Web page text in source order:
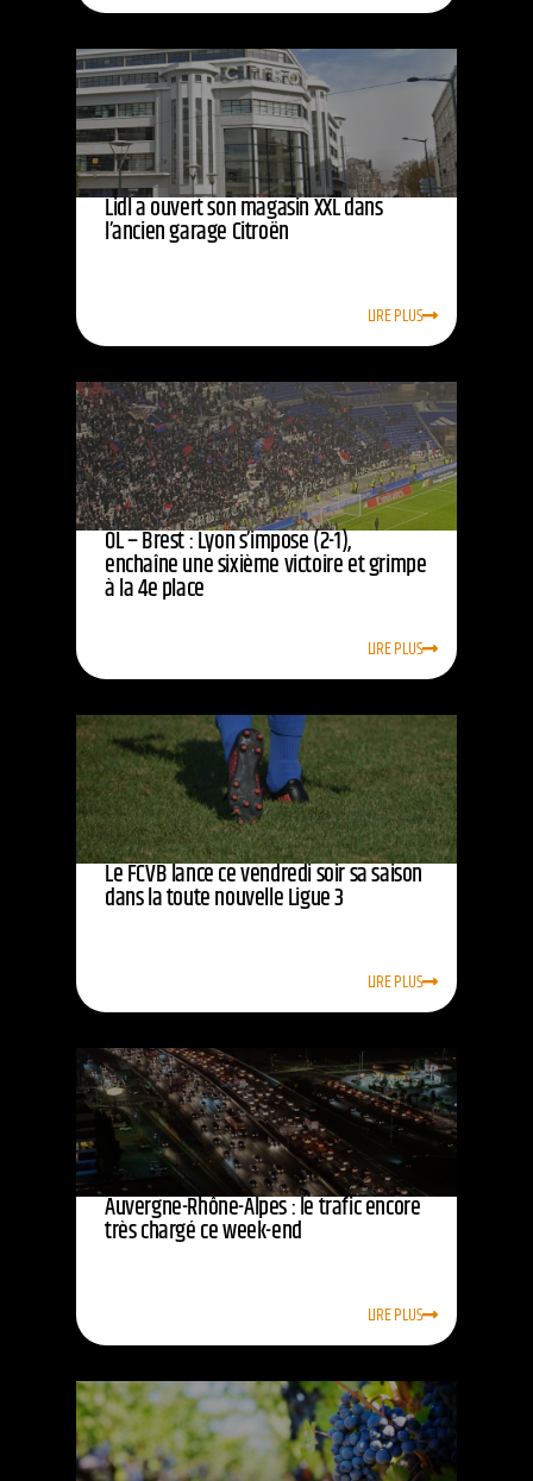
Lidl a ouvert son magasin XXL dans
l’ancien garage Citroën
LIRE PLUS
OL – Brest : Lyon s’impose (2-1),
enchaîne une sixième victoire et grimpe
à la 4e place
LIRE PLUS
Le FCVB lance ce vendredi soir sa saison
dans la toute nouvelle Ligue 3
LIRE PLUS
Auvergne-Rhône-Alpes : le trafic encore
très chargé ce week-end
LIRE PLUS